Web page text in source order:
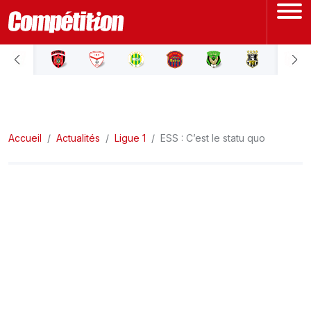
ACCUEIL
LIGUE 2
Accueil Actualités Ligue 1 ESS : C’est le statu quo